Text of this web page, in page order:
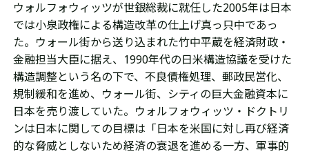
ウォルフォウィッツが世銀総裁に就任した2005年は日本
では小泉政権による構造改革の仕上げ真っ只中であっ
た。ウォール街から送り込まれた竹中平蔵を経済財政・
金融担当大臣に据え、1990年代の日米構造協議を受けた
構造調整という名の下で、不良債権処理、 郵政民営化、
規制緩和を進め、ウォール街、シティの巨大金融資本に
日本を売り渡していた。ウォルフォウィッツ・ドクトリ
ンは日本に関しての目標は「日本を米国に対し再び経済
的な脅威としないため経済の衰退を進める一方、軍事的